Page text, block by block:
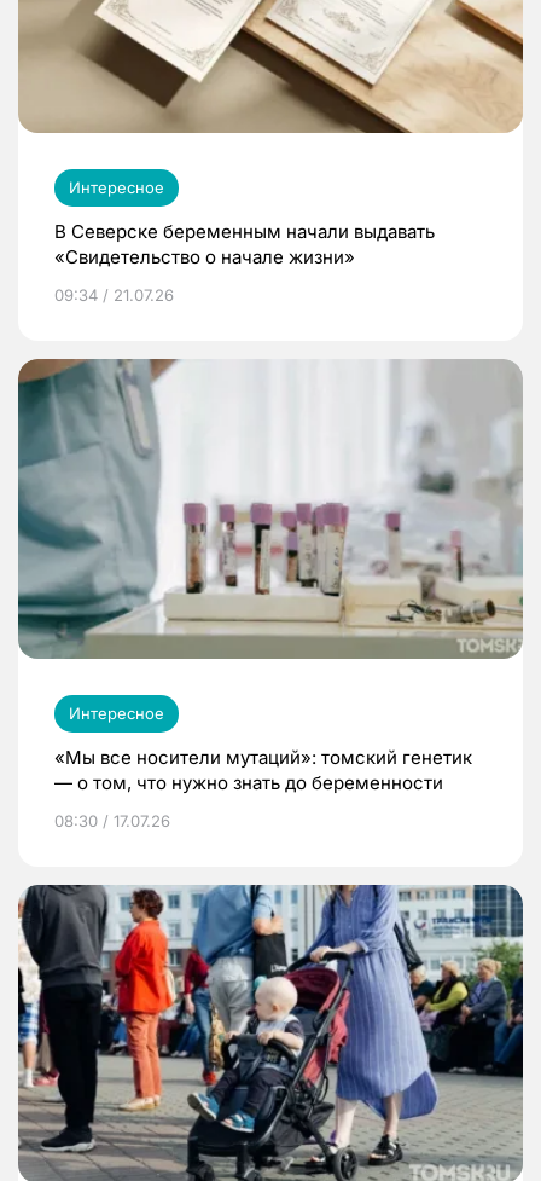
Интересное
В Северске беременным начали выдавать
«Свидетельство о начале жизни»
09:34 / 21.07.26
Интересное
«Мы все носители мутаций»: томский генетик
— о том, что нужно знать до беременности
08:30 / 17.07.26